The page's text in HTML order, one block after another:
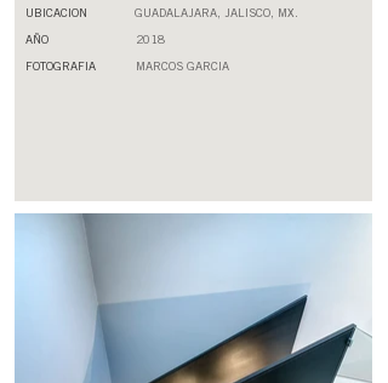
UBICACION GUADALAJARA, JALISCO, MX.
AÑO 2018
FOTOGRAFIA MARCOS GARCIA